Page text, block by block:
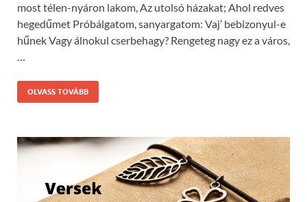
most télen-nyáron lakom, Az utolsó házakat; Ahol redves
hegedűmet Próbálgatom, sanyargatom: Vaj’ bebizonyul-e
hűnek Vagy álnokul cserbehagy? Rengeteg nagy ez a város,
…
OLVASS TOVÁBB